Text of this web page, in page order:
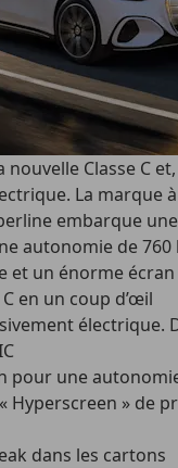
Classe C
La marque
embarque
autonomie de
et un énorme écran
en un coup d’œil
électrique.
pour une
» de
dans les cartons